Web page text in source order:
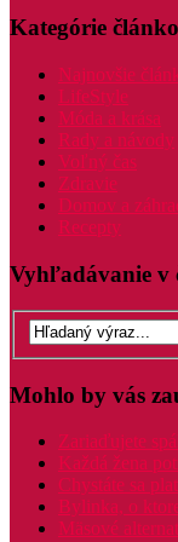
Kategórie
Najnovšie
LifeStyle
Móda a krása
Rady a návody
Voľný čas
Zdravie
Domov a
Recepty
Vyhľadávanie v
Mohlo by vás
Zariaďujete
Každá žena
Chystáte sa
Bylinka, o
Mäsové